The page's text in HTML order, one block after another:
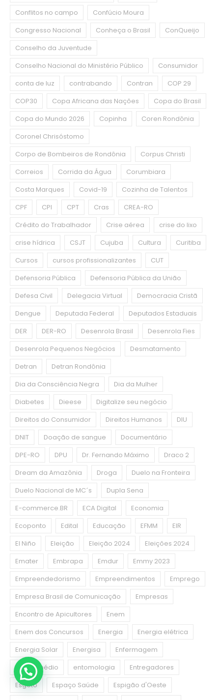
Conflitos no campo
Confúcio Moura
Congresso Nacional
Conheça o Brasil
ConQueijo
Conselho da Juventude
Conselho Nacional do Ministério Público
Consumidor
conta de luz
contrabando Contran
COP 29
COP30
Copa Africana das Nações
Copa do Brasil
Copa do Mundo 2026
Copinha
Coren Rondônia
Coronel Chrisóstomo
Corpo de Bombeiros de Rondônia
Corpus Christi
Correios
Corrida da Água
Corumbiara
Costa Marques
Covid-19
Cozinha de Talentos
CPF
CPI CPT Cras
CREA-RO
Crédito do Trabalhador
Crise aérea
crise do lixo
crise hídrica
CSJT Cujuba Cultura
Curitiba
Cursos
cursos profissionalizantes
CUT
Defensoria Pública
Defensoria Pública da União
Defesa Civil
Delegacia Virtual
Democracia Cristã
Dengue
Deputada Federal
Deputados Estaduais
DER
DER-RO Desenrola Brasil
Desenrola Fies
Desenrola Pequenos Negócios
Desmatamento
Detran
Detran Rondônia
Dia da Consciência Negra
Dia da Mulher
Diabetes
Dieese
Digitalize seu negócio
Direitos do Consumidor
Direitos Humanos
DIU
DNIT
Doação de sangue
Documentário
DPE-RO
DPU Dr. Fernando Máximo
Draco 2
Dream da Amazônia
Droga
Duelo na Fronteira
Duelo Nacional de MC´s
Dupla Sena
E-commerce.BR
ECA Digital
Economia
Ecoponto
Edital Educação EFMM
EIR
El Niño
Eleição Eleição 2024
Eleições 2024
Emater
Embrapa Emdur
Emmy 2023
Empreendedorismo
Empreendimentos
Emprego
Empresa Brasil de Comunicação
Empresas
Encontro de Apicultores
Enem
Enem dos Concursos
Energia
Energia elétrica
Energia Solar
Energisa
Enfermagem
Ensino médio
entomologia
Entregadores
Esgoto
Espaço Saúde
Espigão d'Oeste